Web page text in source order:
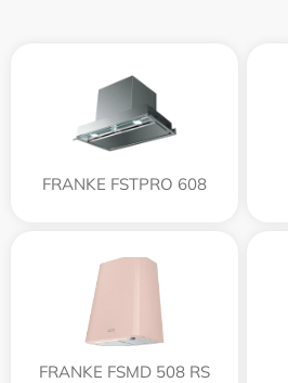
FRANKE FSTPRO 608
FRANKE FSMD 508 RS